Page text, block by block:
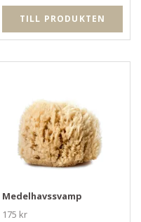
TILL PRODUKTEN
Medelhavssvamp
175 kr